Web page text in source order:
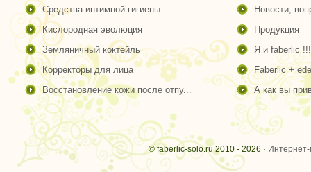
средства интимной гигиены
кислородная эволюция
земляничный коктейль
корректоры для лица
восстановление кожи после отпу...
новости,
продукция
я и faberlic !!!
faberlic +
а как вы
© faberlic-solo.ru 2010 - 2026 ·